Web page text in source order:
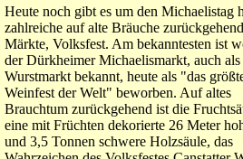
Heute noch gibt es um den Michaelistag
zahlreiche auf alte Bräuche
Märkte, Volksfest. Am bekanntesten ist
der Dürkheimer Michaelismarkt, auch als
Wurstmarkt bekannt, heute als "das
Weinfest der Welt" beworben. Auf altes
Brauchtum zurückgehend ist die
eine mit Früchten dekorierte 26 Meter
und 3,5 Tonnen schwere Holzsäule, das